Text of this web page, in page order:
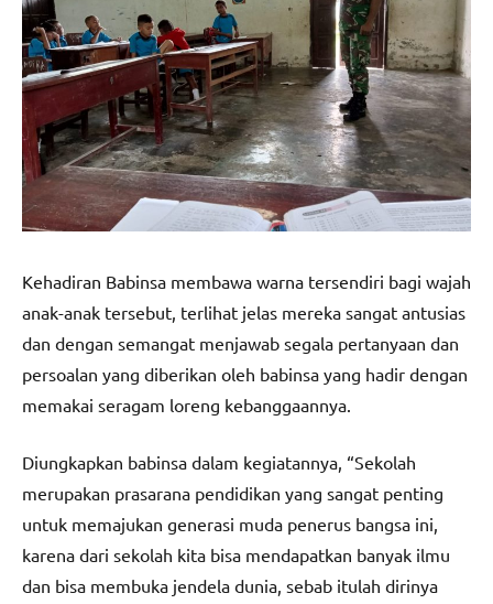
Kehadiran Babinsa membawa warna tersendiri bagi wajah
anak-anak tersebut, terlihat jelas mereka sangat antusias
dan dengan semangat menjawab segala pertanyaan dan
persoalan yang diberikan oleh babinsa yang hadir dengan
memakai seragam loreng kebanggaannya.
Diungkapkan babinsa dalam kegiatannya, “Sekolah
merupakan prasarana pendidikan yang sangat penting
untuk memajukan generasi muda penerus bangsa ini,
karena dari sekolah kita bisa mendapatkan banyak ilmu
dan bisa membuka jendela dunia, sebab itulah dirinya